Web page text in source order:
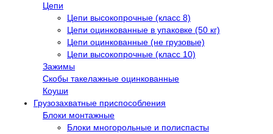
Цепи
Цепи высокопрочные (класс 8)
Цепи оцинкованные в упаковке (50 кг)
Цепи оцинкованные (не грузовые)
Цепи высокопрочные (класс 10)
Зажимы
Скобы такелажные оцинкованные
Коуши
Грузозахватные приспособления
Блоки монтажные
Блоки многорольные и полиспасты